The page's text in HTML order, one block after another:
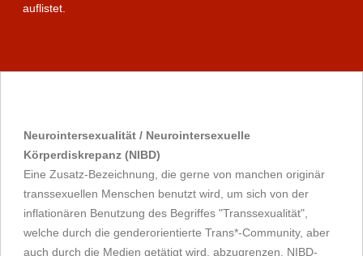
auflistet.
Neurointersexualität / Neurointersexuelle
Körperdiskrepanz (NIBD)
Eine Zusatz-Bezeichnung, die gerne von manchen originär
transsexuellen Menschen benutzt wird, um sich von der
inflationären Benutzung des Begriffes "Transsexualität",
welche durch die genderorientierte Trans*-Community, aber
auch durch die Medien getätigt wird, abzugrenzen. NIBD-